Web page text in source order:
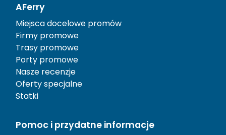
AFerry
Miejsca docelowe promów
Firmy promowe
Trasy promowe
Porty promowe
Nasze recenzje
Oferty specjalne
Statki
Pomoc i przydatne informacje